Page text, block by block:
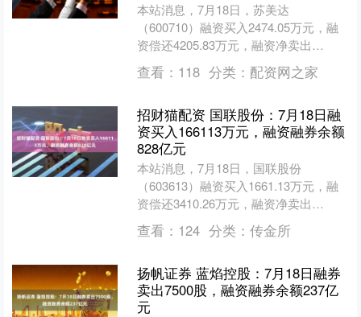
本站消息，7月18日，苏美达
（600710）融资买入2474.05万元，融
资偿还4205.83万元，融资净卖出
1731.78万元，融资余额1.68亿元。 融
券方....
查看： 118 分类： 配资网之家
招财猫配资 国联股份：7月18日融
资买入166113万元，融资融券余额
828亿元
本站消息，7月18日，国联股份
（603613）融资买入1661.13万元，融
资偿还3410.26万元，融资净卖出
1749.13万元，融资余额8.27亿元。 融
券....
查看： 124 分类： 传金所
扬帆证券 蓝焰控股：7月18日融券
卖出7500股，融资融券余额237亿
元